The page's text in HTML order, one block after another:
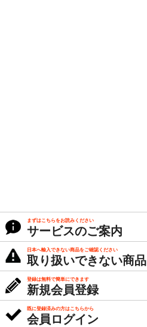
まずはこちらをお読みください
サービスのご案内
日本へ輸入できない商品をご確認ください
取り扱いできない商品
登録は無料で簡単にできます
新規会員登録
既に登録済みの方はこちらから
会員ログイン